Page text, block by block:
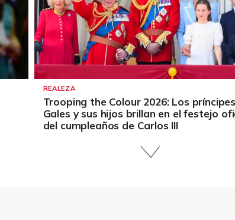
REALEZA
Trooping the Colour 2026: Los
Gales y sus hijos brillan en el festejo
del cumpleaños de Carlos III